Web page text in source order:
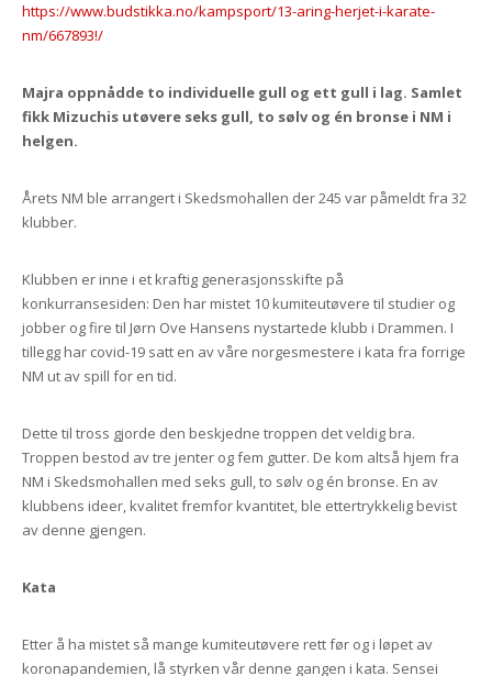
https://www.budstikka.no/kampsport/13-aring-herjet-i-karate-
nm/667893!/
Majra oppnådde to individuelle gull og ett gull i lag. Samlet
fikk Mizuchis utøvere seks gull, to sølv og én bronse i NM i
helgen.
Årets NM ble arrangert i Skedsmohallen der 245 var påmeldt fra 32
klubber.
Klubben er inne i et kraftig generasjonsskifte på
konkurransesiden: Den har mistet 10 kumiteutøvere til studier og
jobber og fire til Jørn Ove Hansens nystartede klubb i Drammen. I
tillegg har covid-19 satt en av våre norgesmestere i kata fra forrige
NM ut av spill for en tid.
Dette til tross gjorde den beskjedne troppen det veldig bra.
Troppen bestod av tre jenter og fem gutter. De kom altså hjem fra
NM i Skedsmohallen med seks gull, to sølv og én bronse. En av
klubbens ideer, kvalitet fremfor kvantitet, ble ettertrykkelig bevist
av denne gjengen.
Kata
Etter å ha mistet så mange kumiteutøvere rett før og i løpet av
koronapandemien, lå styrken vår denne gangen i kata. Sensei